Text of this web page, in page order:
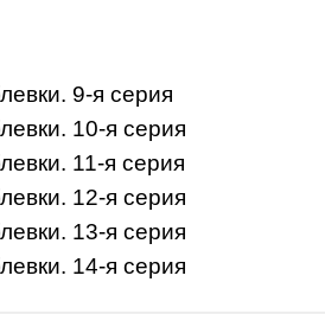
9-я серия
10-я серия
11-я серия
12-я серия
13-я серия
14-я серия